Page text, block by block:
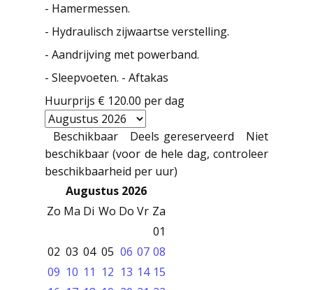
- Hamermessen.
- Hydraulisch zijwaartse verstelling.
- Aandrijving met powerband.
- Sleepvoeten. - Aftakas
Huurprijs € 120.00 per dag
Beschikbaar Deels gereserveerd
Niet
beschikbaar (voor de hele dag, controleer
beschikbaarheid per uur)
Augustus 2026
Zo Ma Di Wo Do Vr Za
01
02 03 04 05 06 07 08
09 10 11 12 13 14 15